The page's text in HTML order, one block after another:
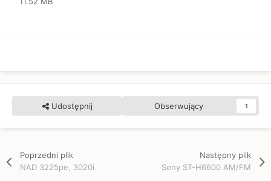
Udostępnij Obserwujący 1
Poprzedni plik
NAD 3225pe, 3020i
Następny plik
Sony ST-H6600 AM/FM